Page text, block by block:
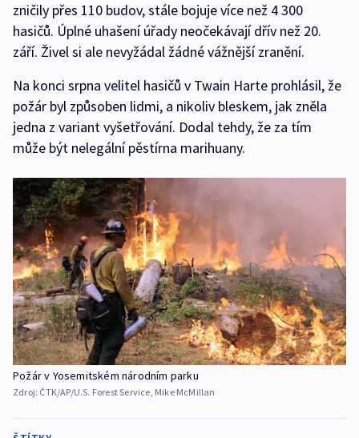
zničily přes 110 budov, stále bojuje více než 4 300
hasičů. Úplné uhašení úřady neočekávají dřív než 20.
září. Živel si ale nevyžádal žádné vážnější zranění.
Na konci srpna velitel hasičů v Twain Harte prohlásil, že
požár byl způsoben lidmi, a nikoliv bleskem, jak zněla
jedna z variant vyšetřování. Dodal tehdy, že za tím
může být nelegální pěstírna marihuany.
Požár v Yosemitském národním parku
Zdroj: ČTK/AP/U.S. Forest Service, Mike McMillan